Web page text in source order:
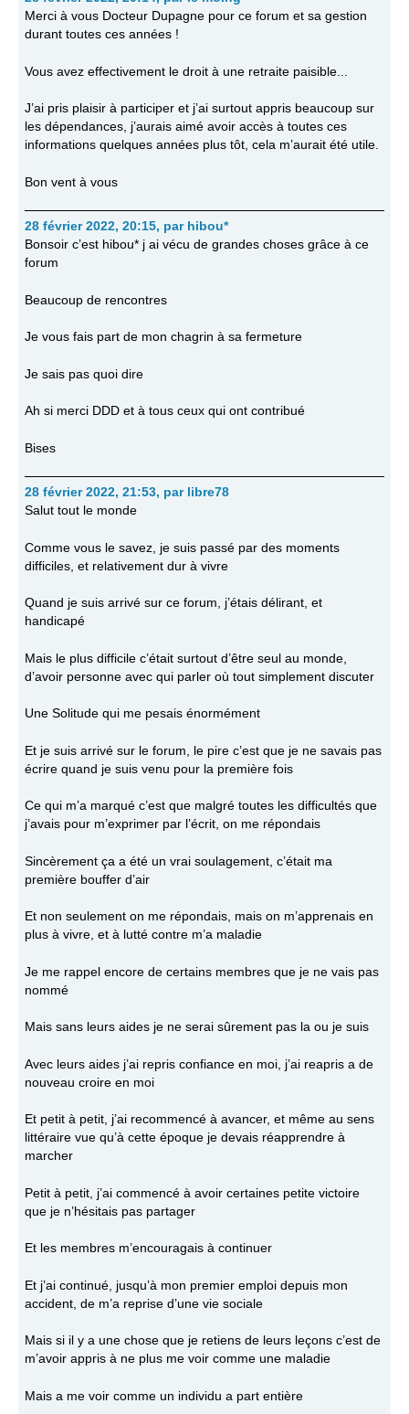
Merci à vous Docteur Dupagne pour ce forum et sa gestion
durant toutes ces années !
Vous avez effectivement le droit à une retraite paisible...
J’ai pris plaisir à participer et j’ai surtout appris beaucoup sur
les dépendances, j’aurais aimé avoir accès à toutes ces
informations quelques années plus tôt, cela m’aurait été utile.
Bon vent à vous
28 février 2022, 20:15, par hibou*
Bonsoir c’est hibou* j ai vécu de grandes choses grâce à ce
forum
Beaucoup de rencontres
Je vous fais part de mon chagrin à sa fermeture
Je sais pas quoi dire
Ah si merci DDD et à tous ceux qui ont contribué
Bises
28 février 2022, 21:53, par libre78
Salut tout le monde
Comme vous le savez, je suis passé par des moments
difficiles, et relativement dur à vivre
Quand je suis arrivé sur ce forum, j’étais délirant, et
handicapé
Mais le plus difficile c’était surtout d’être seul au monde,
d’avoir personne avec qui parler où tout simplement discuter
Une Solitude qui me pesais énormément
Et je suis arrivé sur le forum, le pire c’est que je ne savais pas
écrire quand je suis venu pour la première fois
Ce qui m’a marqué c’est que malgré toutes les difficultés que
j’avais pour m’exprimer par l’écrit, on me répondais
Sincèrement ça a été un vrai soulagement, c’était ma
première bouffer d’air
Et non seulement on me répondais, mais on m’apprenais en
plus à vivre, et à lutté contre m’a maladie
Je me rappel encore de certains membres que je ne vais pas
nommé
Mais sans leurs aides je ne serai sûrement pas la ou je suis
Avec leurs aides j’ai repris confiance en moi, j’ai reapris a de
nouveau croire en moi
Et petit à petit, j’ai recommencé à avancer, et même au sens
littéraire vue qu’à cette époque je devais réapprendre à
marcher
Petit à petit, j’ai commencé à avoir certaines petite victoire
que je n’hésitais pas partager
Et les membres m’encouragais à continuer
Et j’ai continué, jusqu’à mon premier emploi depuis mon
accident, de m’a reprise d’une vie sociale
Mais si il y a une chose que je retiens de leurs leçons c’est de
m’avoir appris à ne plus me voir comme une maladie
Mais a me voir comme un individu a part entière